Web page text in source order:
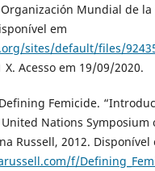
Mundial de la
em
sites/default/files/
X. Acesso em 19/09/2020.
Defining Femicide.
Nations Symposium
Russell, 2012. Disponível
f/